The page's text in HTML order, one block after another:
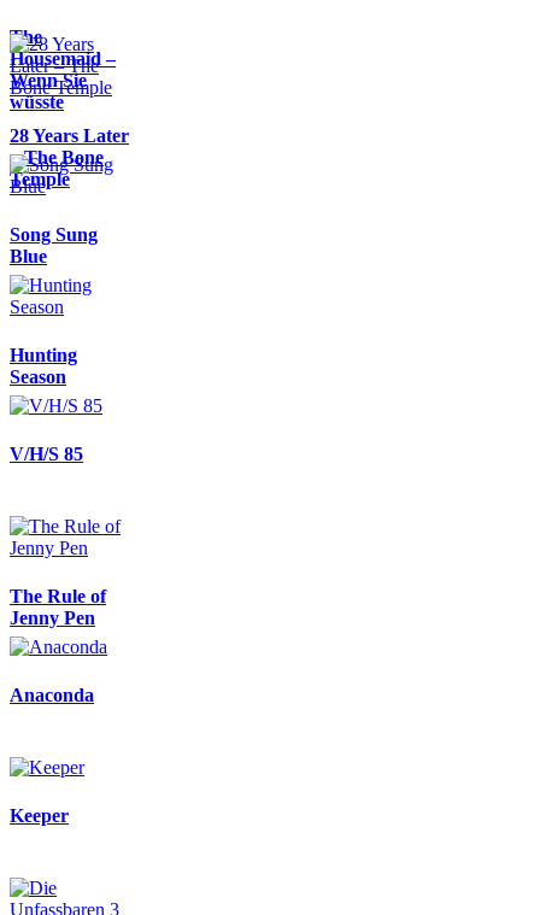
The
Housemaid –
Wenn Sie
wüsste
28 Years Later
– The Bone
Temple
Song Sung
Blue
Hunting
Season
V/H/S 85
The Rule of
Jenny Pen
Anaconda
Keeper